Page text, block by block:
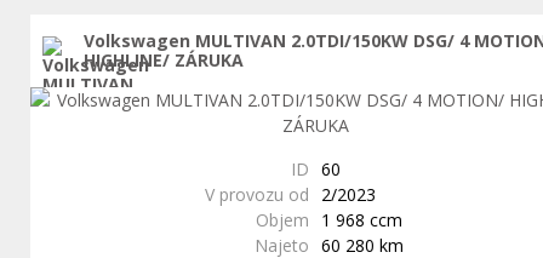
Volkswagen MULTIVAN 2.0TDI/150KW DSG/ 4
HIGHLINE/ ZÁRUKA
ID 60
V provozu od
2/2023
Objem
1 968 ccm
Najeto 60 280 km